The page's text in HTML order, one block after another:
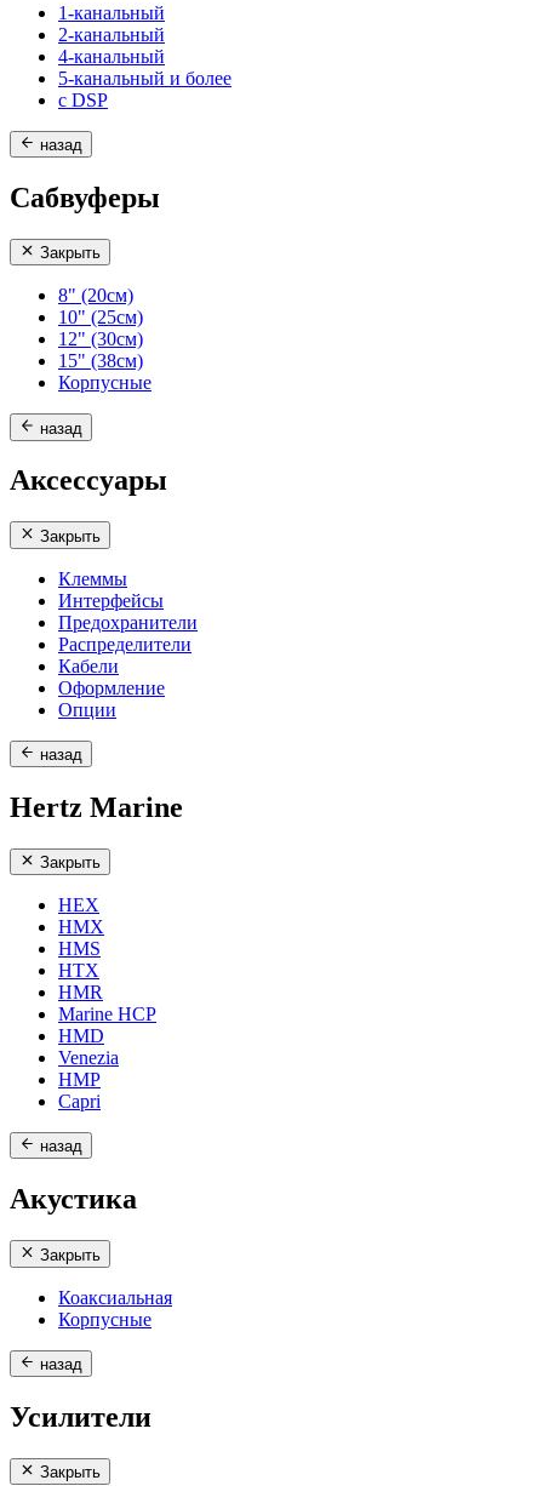
1-канальный
2-канальный
4-канальный
5-канальный и более
с DSP
назад
Сабвуферы
Закрыть
8" (20см)
10" (25см)
12" (30см)
15" (38см)
Корпусные
назад
Аксессуары
Закрыть
Клеммы
Интерфейсы
Предохранители
Распределители
Кабели
Оформление
Опции
назад
Hertz Marine
Закрыть
HEX
HMX
HMS
HTX
HMR
Marine HCP
HMD
Venezia
HMP
Capri
назад
Акустика
Закрыть
Коаксиальная
Корпусные
назад
Усилители
Закрыть